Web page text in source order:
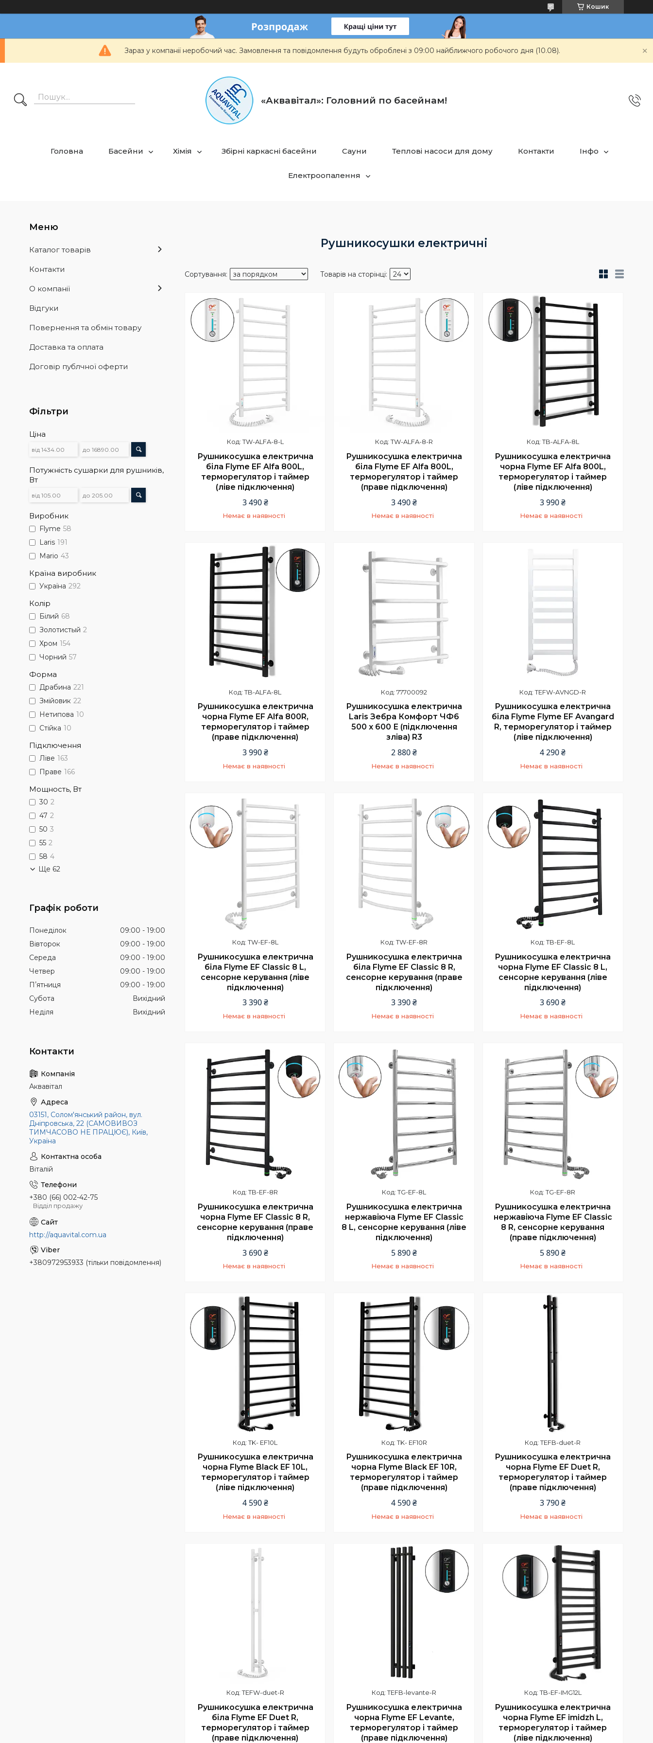
Кошик
Зараз у компанії неробочий час. Замовлення та повідомлення будуть оброблені з 09:00 найближчого робочого дня (10.08).
«Аквавітал»: Головний по басейнам!
Головна Басейни Хімія Збірні каркасні басейни Сауни Теплові насоси для дому Контакти Інфо
Електроопалення
Рушникосушки електричні
TW-ALFA-8-L
Рушникосушка електрична
біла Flyme EF Alfa 800L,
терморегулятор і таймер
(ліве підключення)
3 490 ₴
Немає в наявності
Відділ продажу
TW-ALFA-8-R
Рушникосушка електрична
біла Flyme EF Alfa 800L,
терморегулятор і таймер
(праве підключення)
3 490 ₴
Немає в наявності
TB-ALFA-8L
Рушникосушка електрична
чорна Flyme EF Alfa 800L,
терморегулятор і таймер
(ліве підключення)
3 990 ₴
Немає в наявності
Відділ продажу
TB-ALFA-8L
Рушникосушка електрична
чорна Flyme EF Alfa 800R,
терморегулятор і таймер
(праве підключення)
3 990 ₴
Немає в наявності
77700092
Рушникосушка електрична
Laris Зебра Комфорт ЧФ6
500 х 600 Е (підключення
зліва) R3
2 880 ₴
Немає в наявності
Відділ продажу
TEFW-AVNGD-R
Рушникосушка електрична
біла Flyme Flyme EF Avangard
R, терморегулятор і таймер
(ліве підключення)
4 290 ₴
Немає в наявності
Відділ продажу
TW-EF-8L
Рушникосушка електрична
біла Flyme EF Classic 8 L,
сенсорне керування (ліве
підключення)
3 390 ₴
Немає в наявності
Відділ продажу
TW-EF-8R
Рушникосушка електрична
біла Flyme EF Classic 8 R,
сенсорне керування (праве
підключення)
3 390 ₴
Немає в наявності
Відділ продажу
TB-EF-8L
Рушникосушка електрична
чорна Flyme EF Classic 8 L,
сенсорне керування (ліве
підключення)
3 690 ₴
Немає в наявності
Відділ продажу
TB-EF-8R
Рушникосушка електрична
чорна Flyme EF Classic 8 R,
сенсорне керування (праве
підключення)
3 690 ₴
Немає в наявності
Відділ продажу
TG-EF-8L
Рушникосушка електрична
нержавіюча Flyme EF Classic
8 L, сенсорне керування (ліве
підключення)
5 890 ₴
Немає в наявності
Відділ продажу
TG-EF-8R
Рушникосушка електрична
нержавіюча Flyme EF Classic
8 R, сенсорне керування
(праве підключення)
5 890 ₴
Немає в наявності
+380 (66) 002-42-75
Відділ продажу
TK- EF10L
Рушникосушка електрична
чорна Flyme Black EF 10L,
терморегулятор і таймер
(ліве підключення)
4 590 ₴
Немає в наявності
Відділ продажу
TK- EF10R
Рушникосушка електрична
чорна Flyme Black EF 10R,
терморегулятор і таймер
(праве підключення)
4 590 ₴
Немає в наявності
Відділ продажу
TEFB-duet-R
Рушникосушка електрична
чорна Flyme EF Duet R,
терморегулятор і таймер
(праве підключення)
3 790 ₴
Немає в наявності
+380 (66) 002-42-75
Відділ продажу
TEFW-duet-R
Рушникосушка електрична
біла Flyme EF Duet R,
терморегулятор і таймер
(праве підключення)
TEFB-levante-R
Рушникосушка електрична
чорна Flyme EF Levante,
терморегулятор і таймер
(праве підключення)
TB-EF-IMG12L
Рушникосушка електрична
чорна Flyme EF imidzh L,
терморегулятор і таймер
(ліве підключення)
Каталог товарів
Контакти
О компанії
Відгуки
Повернення та обмін товару
Доставка та оплата
Договір публчної оферти
Фільтри
Ціна
Потужність сушарки для рушників,
Вт
Виробник
Flyme 58
Laris 191
Mario 43
Країна виробник
Україна 292
Колір
Білий 68
Золотистый 2
Хром 154
Чорний 57
Форма
Драбина 221
Змійовик 22
Нетипова 10
Стійка 10
Підключення
Ліве 163
Праве 166
Мощность, Вт
30 2
47 2
50 3
55 2
58 4
Ще 62
Графік роботи
Понеділок 09:00
19:00
Вівторок
09:00
19:00
Середа
09:00
19:00
Четвер
09:00
19:00
Пʼятниця
09:00
19:00
Субота
Вихідний
Неділя
Вихідний
Аквавітал
03151, Солом'янський район, вул.
Дніпровська, 22 (САМОВИВОЗ
ТИМЧАСОВО НЕ ПРАЦЮЄ), Київ,
Україна
Віталій
+380 (66) 002-42-75
Відділ продажу
http://aquavital.com.ua
+380972953933 (тільки повідомлення)